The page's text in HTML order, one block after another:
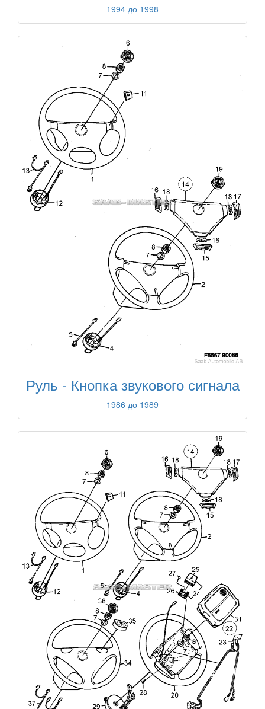
1994 до 1998
Руль - Кнопка звукового сигнала
1986 до 1989